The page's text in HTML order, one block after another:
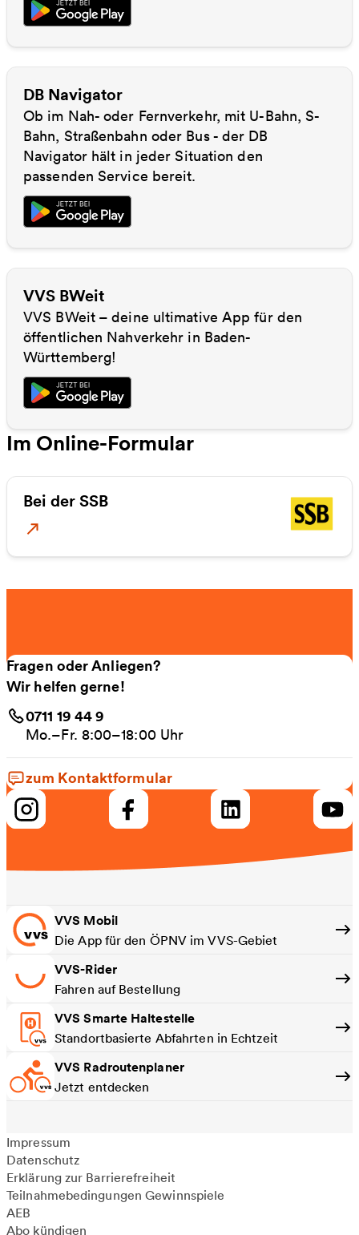
DB Navigator
Ob im Nah- oder Fernverkehr, mit U-Bahn, S-
Bahn, Straßenbahn oder Bus - der DB
Navigator hält in jeder Situation den
passenden Service bereit.
VVS BWeit
VVS BWeit – deine ultimative App für den
öffentlichen Nahverkehr in Baden-
Württemberg!
Im Online-Formular
Bei der SSB
Zur SSB EinzelTagesTicket
Fragen oder Anliegen?
Wir helfen gerne!
0711 19 44 9
Mo.–Fr. 8:00–18:00 Uhr
zum Kontaktformular
VVS Mobil
Die App für den ÖPNV im VVS-Gebiet
VVS-Rider
Fahren auf Bestellung
VVS Smarte Haltestelle
Standortbasierte Abfahrten in Echtzeit
VVS Radroutenplaner
Jetzt entdecken
Impressum
Datenschutz
Erklärung zur Barrierefreiheit
Teilnahmebedingungen Gewinnspiele
AEB
Abo kündigen